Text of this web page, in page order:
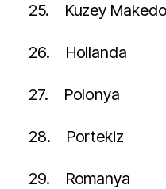
25. Kuzey
26. Hollanda
27. Polonya
28. Portekiz
29. Romanya